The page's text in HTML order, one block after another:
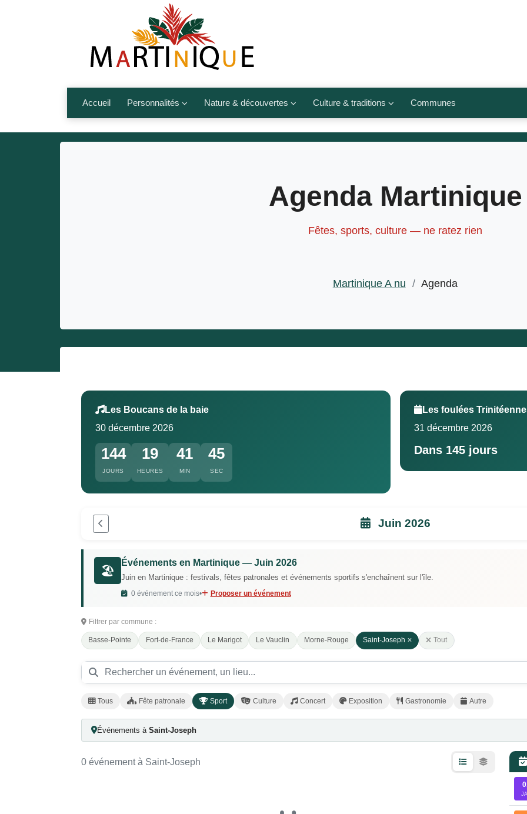
Accueil Personnalités
Artistes
Nature & découvertes
Fleurs, fruits, légumes
Montagnes et rivières
Culture & traditions
Culte et religions
populaires
Communes
Agenda Martinique
Fêtes, sports, culture — ne ratez rien
Martinique A nu / Agenda
Les Boucans de la baie
30 décembre 2026
144
JOURS
19
HEURES
41
MIN
44
SEC
Les foulées
31 décembre 2026
Dans 145 jours
Juin 2026
🏖️
Événements en Martinique — Juin 2026
Juin en Martinique : festivals, fêtes patronales et événements sportifs s'enchaînent sur l'île.
0 événement ce mois• Proposer un événement
Filtrer par commune :
Basse-Pointe Fort-de-France Le Marigot Le Vauclin Morne-Rouge Saint-Joseph Tout
Tous Fête patronale Sport Culture Concert Exposition Gastronomie Autre
Événements à Saint-Joseph
0 événement à Saint-Joseph